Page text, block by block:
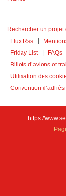
Rechercher un projet
Flux Rss
Friday List
FAQs
Billets d’avions et
Utilisation des
Convention
https://